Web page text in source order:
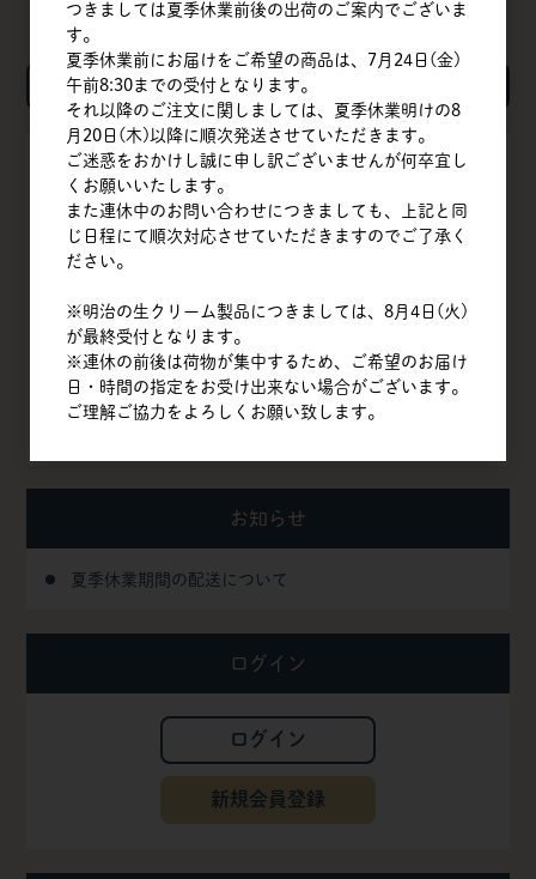
TOP
会社概要
商品一覧
クイックオーダー
よくある質問
お知らせ
夏季休業期間の配送について
ログイン
ログイン
新規会員登録
つきましては夏季休業前後の出荷のご案内でございま
す。
夏季休業前にお届けをご希望の商品は、7月24日(金)
午前8:30までの受付となります。
それ以降のご注文に関しましては、夏季休業明けの8
月20日(木)以降に順次発送させていただきます。
ご迷惑をおかけし誠に申し訳ございませんが何卒宜し
くお願いいたします。
また連休中のお問い合わせにつきましても、上記と同
じ日程にて順次対応させていただきますのでご了承く
ださい。
※明治の生クリーム製品につきましては、8月4日(火)
が最終受付となります。
※連休の前後は荷物が集中するため、ご希望のお届け
日・時間の指定をお受け出来ない場合がございます。
ご理解ご協力をよろしくお願い致します。